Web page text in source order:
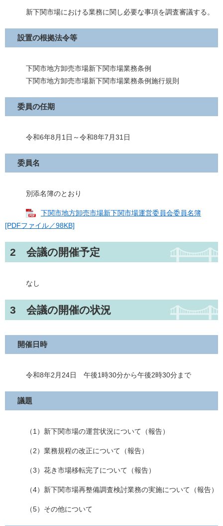
新下関市場における業務に関し必要な事項を調査審議する。
設置の根拠法令等
下関市地方卸売市場新下関市場業務条例
下関市地方卸売市場新下関市場業務条例施行規則
委員の任期
令和6年8月1日～令和8年7月31日
委員名
別添名簿のとおり
下関市地方卸売市場新下関市場運営委員会委員名簿
[PDFファイル／98KB]
2 会議の開催予定
なし
3 会議の開催の状況
開催日時
令和8年2月24日 午後1時30分から午後2時30分まで
議題
（1）新下関市場の運営状況について（報告）
（2）業務規程の改正について（報告）
（3）花き市場移転完了について（報告）
（4）新下関市場再整備調査検討業務の実施について（報告）
（5）その他について